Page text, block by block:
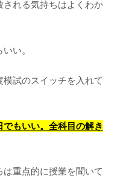
れる気持ちはよくわか
い。
試のスイッチを入れて
もいい。全科目の解き
重点的に授業を聞いて